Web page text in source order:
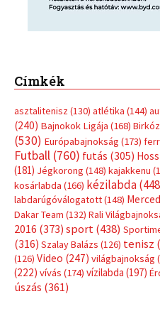
Címkék
asztalitenisz (130) atlétika (144)
(240) Bajnokok Ligája (168)
(530) Európabajnokság (173)
Futball (760) futás (305)
(181) Jégkorong (148) kajakkenu
kosárlabda (166) kézilabda
labdarúgóválogatott(148)
Dakar Team (132) Rali
2016 (373) sport(438)
(316) Szalay Balázs (126) tenisz
(126) Video (247) világbajnokság
(222) vívás (174) vízilabda (197)
úszás (361)